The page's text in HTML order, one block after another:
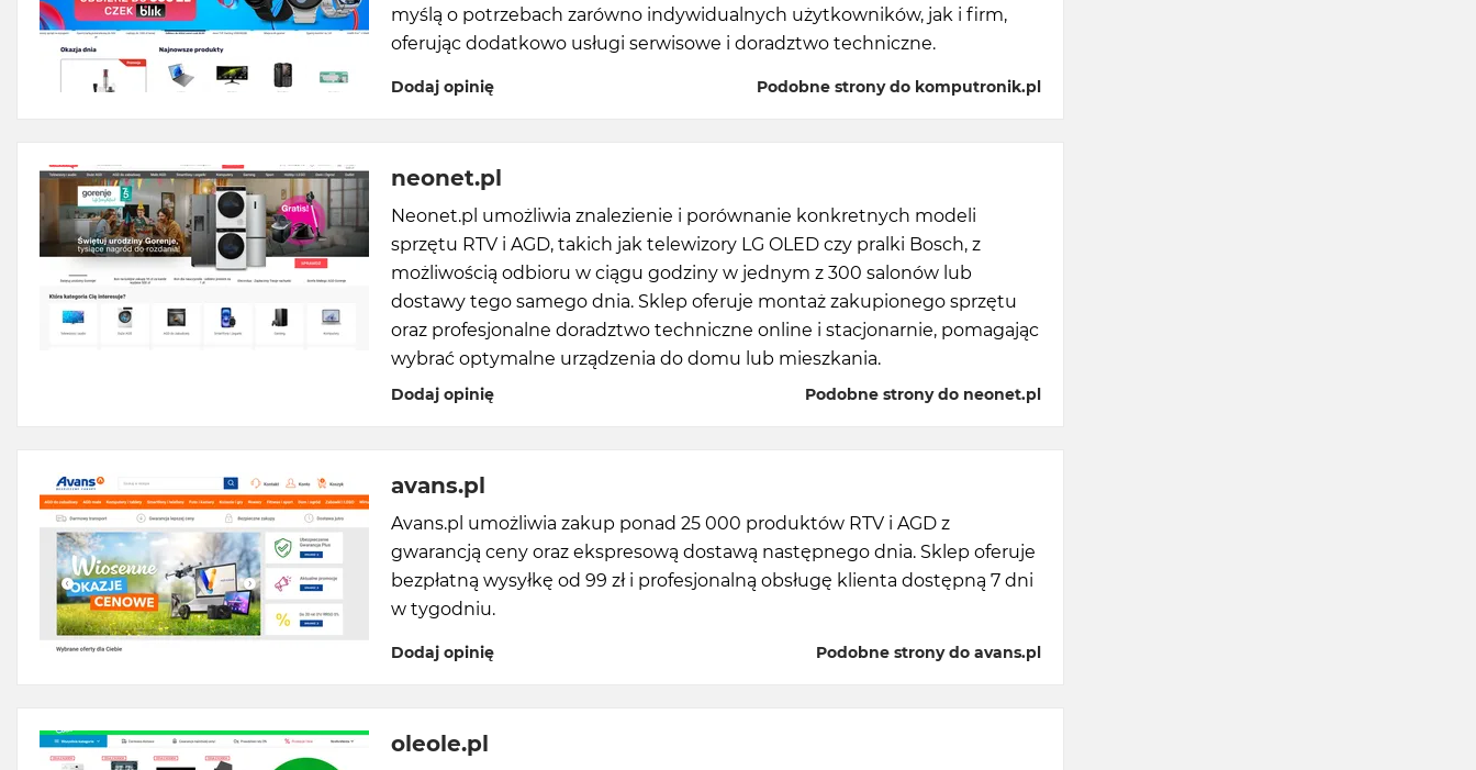
myślą o potrzebach zarówno indywidualnych użytkowników, jak i firm,
oferując dodatkowo usługi serwisowe i doradztwo techniczne.
Dodaj opinię Podobne strony do komputronik.pl
neonet.pl
Neonet.pl umożliwia znalezienie i porównanie konkretnych modeli
sprzętu RTV i AGD, takich jak telewizory LG OLED czy pralki Bosch, z
możliwością odbioru w ciągu godziny w jednym z 300 salonów lub
dostawy tego samego dnia. Sklep oferuje montaż zakupionego sprzętu
oraz profesjonalne doradztwo techniczne online i stacjonarnie, pomagając
wybrać optymalne urządzenia do domu lub mieszkania.
Dodaj opinię Podobne strony do neonet.pl
avans.pl
Avans.pl umożliwia zakup ponad 25 000 produktów RTV i AGD z
gwarancją ceny oraz ekspresową dostawą następnego dnia. Sklep oferuje
bezpłatną wysyłkę od 99 zł i profesjonalną obsługę klienta dostępną 7 dni
w tygodniu.
Dodaj opinię Podobne strony do avans.pl
oleole.pl